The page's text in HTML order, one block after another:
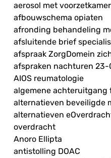
aerosol met voorzetkamer
afbouwschema opiaten
afronding behandeling
afsluitende brief
afspraak ZorgDomein
afspraken nachturen 23-
AIOS reumatologie
algemene achteruitgang
alternatieven beveiligde
alternatieven
overdracht
Anoro Ellipta
antistolling DOAC